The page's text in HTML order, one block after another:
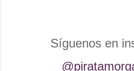
Síguenos en